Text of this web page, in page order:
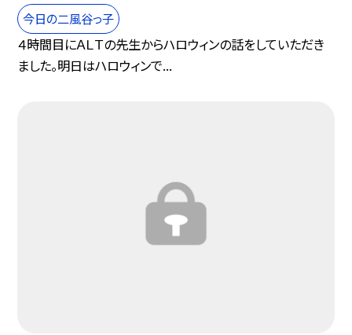
今日の二風谷っ子
４時間目にＡＬＴの先生からハロウィンの話をしていただき
ました。明日はハロウィンで...